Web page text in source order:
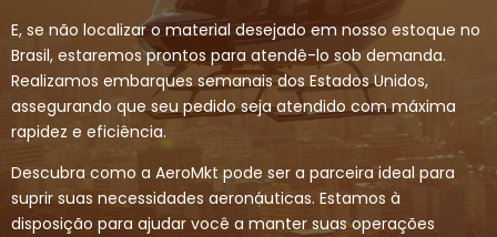
E, se não localizar o material desejado em nosso estoque no
Brasil, estaremos prontos para atendê-lo sob demanda.
Realizamos embarques semanais dos Estados Unidos,
assegurando que seu pedido seja atendido com máxima
rapidez e eficiência.
Descubra como a AeroMkt pode ser a parceira ideal para
suprir suas necessidades aeronáuticas. Estamos à
disposição para ajudar você a manter suas operações